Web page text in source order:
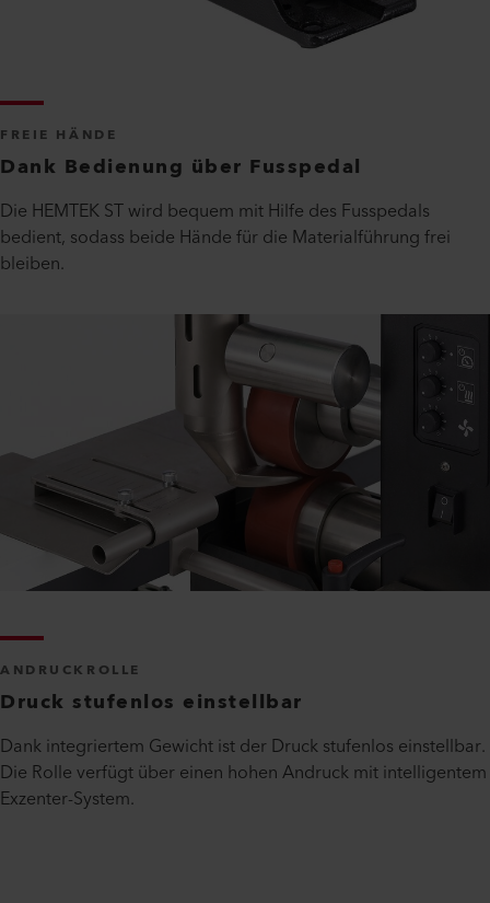
FREIE HÄNDE
Dank Bedienung über Fusspedal
Die HEMTEK ST wird bequem mit Hilfe des Fusspedals
bedient, sodass beide Hände für die Materialführung frei
bleiben.
ANDRUCKROLLE
Druck stufenlos einstellbar
Dank integriertem Gewicht ist der Druck stufenlos einstellbar.
Die Rolle verfügt über einen hohen Andruck mit intelligentem
Exzenter-System.